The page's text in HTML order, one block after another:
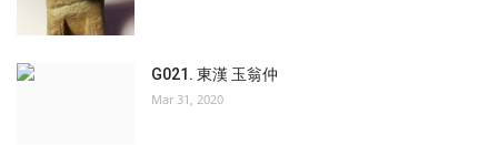
G021. 東漢 玉翁仲
Mar 31, 2020